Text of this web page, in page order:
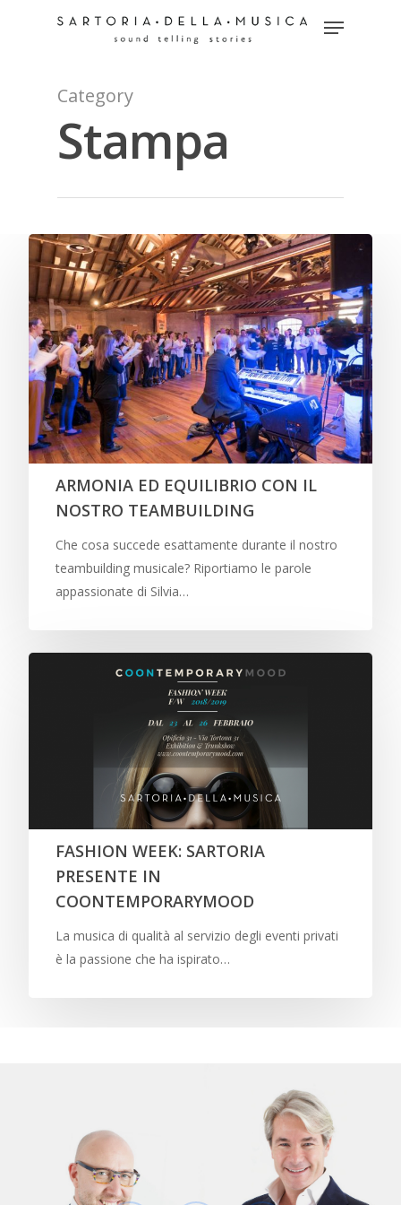
Hit enter to search or ESC to close
Category
Stampa
ARMONIA ED EQUILIBRIO CON IL
NOSTRO TEAMBUILDING
Che cosa succede esattamente durante il nostro
teambuilding musicale? Riportiamo le parole
appassionate di Silvia…
FASHION WEEK: SARTORIA
PRESENTE IN
COONTEMPORARYMOOD
La musica di qualità al servizio degli eventi privati
è la passione che ha ispirato…